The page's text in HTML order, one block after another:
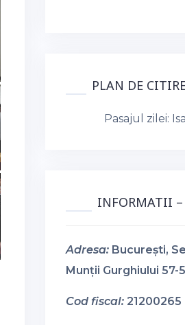
PLAN DE
Pasajul zilei:
INFORMATII
Adresa: București,
Munții Gurghiului 57-
Cod fiscal: 21200265